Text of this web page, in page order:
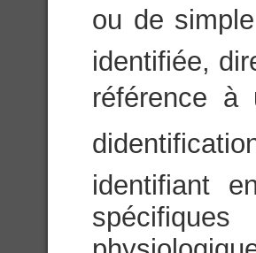
ou de
identifiée,
référence à
identifiant